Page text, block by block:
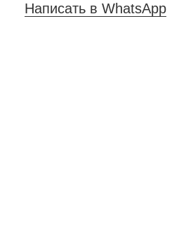
Написать в WhatsApp